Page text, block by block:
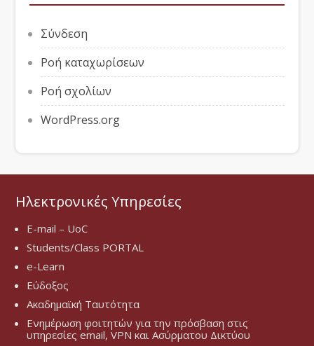
Σύνδεση
Ροή καταχωρίσεων
Ροή σχολίων
WordPress.org
Ηλεκτρονικές Υπηρεσίες
E-mail – UoC
Students/Class PORTAL
e-Learn
Εύδοξος
Ακαδημαϊκή Ταυτότητα
Ενημέρωση φοιτητών για την πρόσβαση στις
υπηρεσίες email, VPN και Ασύρματου Δικτύου